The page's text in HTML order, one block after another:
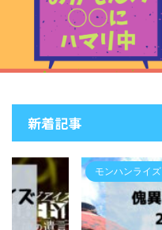
新着記事
モンハンライズ